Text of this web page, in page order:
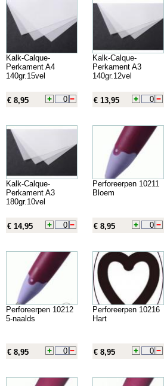
Kalk-Calque-
Perkament A4
140gr.15vel
€ 8,95
Kalk-Calque-
Perkament A3
140gr.12vel
€ 13,95
Kalk-Calque-
Perkament A3
180gr.10vel
€ 14,95
Perforeerpen 10211
Bloem
€ 8,95
Perforeerpen 10212
5-naalds
€ 8,95
Perforeerpen 10216
Hart
€ 8,95